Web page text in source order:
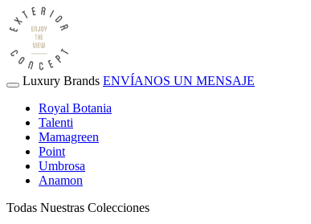
Luxury Brands ENVÍANOS UN MENSAJE
Royal Botania
Talenti
Mamagreen
Point
Umbrosa
Anamon
Todas Nuestras Colecciones